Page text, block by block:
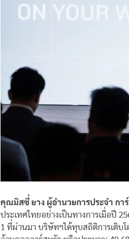
คุณมิสซี่ ยาง ผู้อำนวยการประจำ กา
ประเทศไทยอย่างเป็นทางการเมื่อปี
1 ที่ผ่านมา บริษัทฯได้ทุบสถิติการเติบ